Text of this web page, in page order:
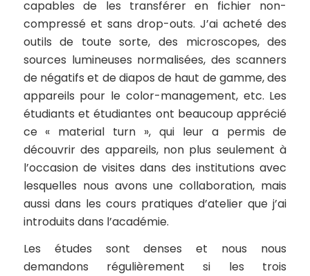
capables de les transférer en fichier non-
compressé et sans drop-outs. J’ai acheté des
outils de toute sorte, des microscopes, des
sources lumineuses normalisées, des scanners
de négatifs et de diapos de haut de gamme, des
appareils pour le color-management, etc. Les
étudiants et étudiantes ont beaucoup apprécié
ce « material turn », qui leur a permis de
découvrir des appareils, non plus seulement à
l’occasion de visites dans des institutions avec
lesquelles nous avons une collaboration, mais
aussi dans les cours pratiques d’atelier que j’ai
introduits dans l’académie.
Les études sont denses et nous nous
demandons régulièrement si les trois